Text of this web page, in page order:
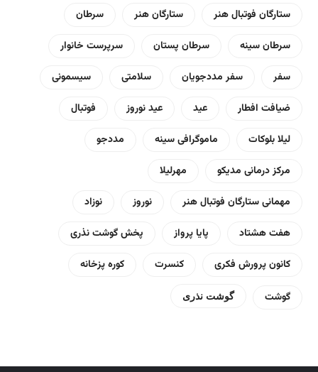
ستارگان فوتبال هنر
ستارگان هنر
سرطان
سرطان سینه
سرطان پستان
سرپرست خانوار
سفر
سفر مددجویان سلامتی
سیسمونی
ضیافت افطار
عید عید نوروز
فوتبال
لیلا بلوکات
ماموگرافی سینه
مددجو
مرکز درمانی مدیکو
مهرلیلا
مهمانی ستارگان فوتبال هنر
نوروز
نوزاد
هفت هشتاد
پایا پرواز
پخش گوشت نذری
کانون پرورش فکری
کنسرت کوره پزخانه
گوشت گوشت نذری